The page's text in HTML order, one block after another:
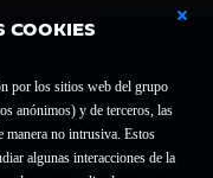
COOKIES
por los sitios web del grupo
anónimos) y de terceros, las
manera no intrusiva. Estos
algunas interacciones de la
Cultura y Deporte con el nº